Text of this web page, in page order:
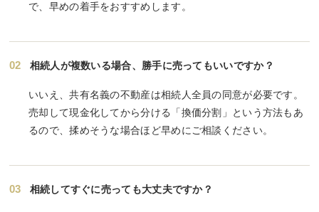
で、早めの着手をおすすめします。
02 相続人が複数いる場合、勝手に売ってもいいですか？
いいえ、共有名義の不動産は相続人全員の同意が必要です。
売却して現金化してから分ける「換価分割」という方法もあ
るので、揉めそうな場合ほど早めにご相談ください。
03 相続してすぐに売っても大丈夫ですか？